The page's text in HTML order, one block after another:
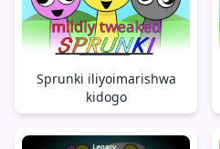
Sprunki iliyoimarishwa
kidogo